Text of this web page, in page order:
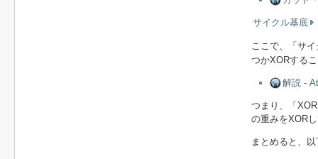
サイクル基底
ここで、「サ
つかXORする
解説 -
つまり、「
の重みをXOR
まとめると、